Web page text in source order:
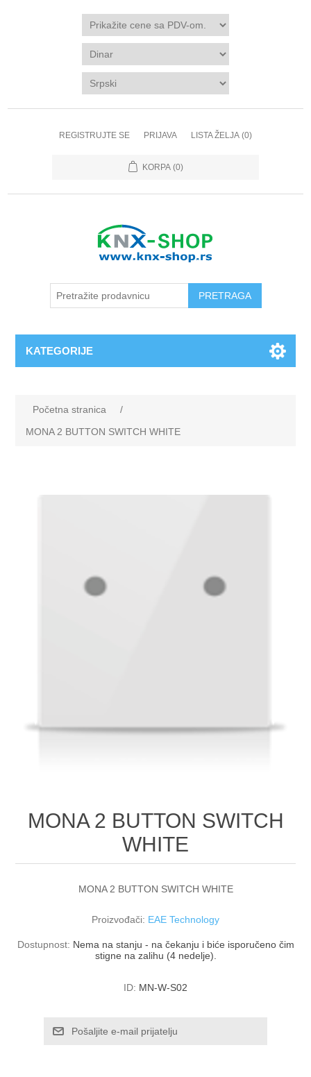
REGISTRUJTE SE PRIJAVA LISTA ŽELJA (0)
KORPA (0)
KATEGORIJE
Početna stranica
/
MONA 2 BUTTON SWITCH WHITE
MONA 2 BUTTON SWITCH
WHITE
MONA 2 BUTTON SWITCH WHITE
Proizvođači: EAE Technology
Dostupnost: Nema na stanju - na čekanju i biće isporučeno čim
stigne na zalihu (4 nedelje).
ID: MN-W-S02